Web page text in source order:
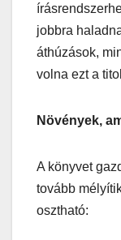
jobbra
áthúzások,
volna ezt a
Növények,
A könyvet
tovább
osztható: